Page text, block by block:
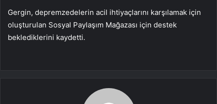
Gergin, depremzedelerin acil ihtiyaçlarını karşılamak için
oluşturulan Sosyal Paylaşım Mağazası için destek
beklediklerini kaydetti.